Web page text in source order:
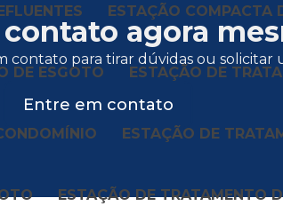
ESTAÇÃO COMPACTA
DE ESGOTO ESTAÇÃO DE
ESTAÇÃO DE
ESTAÇÃO DE TRATAMENTO
agora
contato para tirar dúvidas ou solicitar
Entre em contato